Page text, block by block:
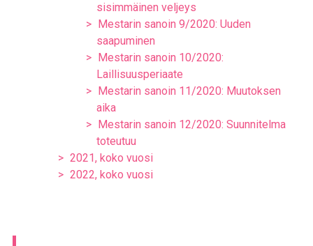
sisimmäinen veljeys
Mestarin sanoin 9/2020: Uuden
saapuminen
Mestarin sanoin 10/2020:
Laillisuusperiaate
Mestarin sanoin 11/2020: Muutoksen
aika
Mestarin sanoin 12/2020: Suunnitelma
toteutuu
2021, koko vuosi
2022, koko vuosi